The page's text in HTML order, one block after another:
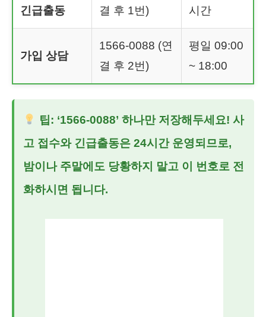
긴급출동
결 후 1번)
시간
가입 상담
1566-0088 (연
결 후 2번)
평일 09:00
~ 18:00
팁: ‘1566-0088’ 하나만 저장해두세요! 사
고 접수와 긴급출동은 24시간 운영되므로,
밤이나 주말에도 당황하지 말고 이 번호로 전
화하시면 됩니다.